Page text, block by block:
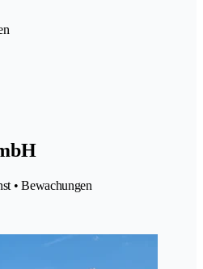
• Bewachungen